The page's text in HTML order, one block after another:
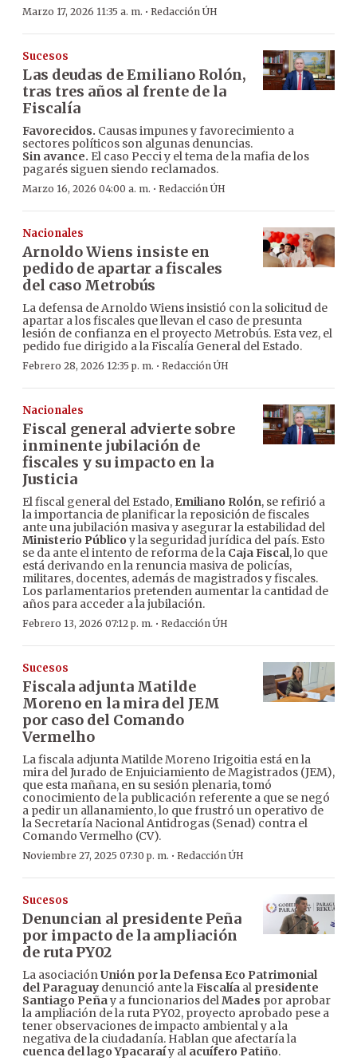
Marzo 17, 2026 11:35 a. m. · Redacción ÚH
Sucesos
Las deudas de Emiliano Rolón,
tras tres años al frente de la
Fiscalía
Favorecidos. Causas impunes y favorecimiento a
sectores políticos son algunas denuncias.
Sin avance. El caso Pecci y el tema de la mafia de los
pagarés siguen siendo reclamados.
Marzo 16, 2026 04:00 a. m. · Redacción ÚH
Nacionales
Arnoldo Wiens insiste en
pedido de apartar a fiscales
del caso Metrobús
La defensa de Arnoldo Wiens insistió con la solicitud de
apartar a los fiscales que llevan el caso de presunta
lesión de confianza en el proyecto Metrobús. Esta vez, el
pedido fue dirigido a la Fiscalía General del Estado.
Febrero 28, 2026 12:35 p. m. · Redacción ÚH
Nacionales
Fiscal general advierte sobre
inminente jubilación de
fiscales y su impacto en la
Justicia
El fiscal general del Estado, Emiliano Rolón, se refirió a
la importancia de planificar la reposición de fiscales
ante una jubilación masiva y asegurar la estabilidad del
Ministerio Público y la seguridad jurídica del país. Esto
se da ante el intento de reforma de la Caja Fiscal, lo que
está derivando en la renuncia masiva de policías,
militares, docentes, además de magistrados y fiscales.
Los parlamentarios pretenden aumentar la cantidad de
años para acceder a la jubilación.
Febrero 13, 2026 07:12 p. m. · Redacción ÚH
Sucesos
Fiscala adjunta Matilde
Moreno en la mira del JEM
por caso del Comando
Vermelho
La fiscala adjunta Matilde Moreno Irigoitia está en la
mira del Jurado de Enjuiciamiento de Magistrados (JEM),
que esta mañana, en su sesión plenaria, tomó
conocimiento de la publicación referente a que se negó
a pedir un allanamiento, lo que frustró un operativo de
la Secretaría Nacional Antidrogas (Senad) contra el
Comando Vermelho (CV).
Noviembre 27, 2025 07:30 p. m. · Redacción ÚH
Sucesos
Denuncian al presidente Peña
por impacto de la ampliación
de ruta PY02
La asociaciónUnión por la Defensa Eco Patrimonial
del Paraguay denunció ante laFiscalía al presidente
Santiago Peñay a funcionarios delMades por aprobar
la ampliación de la ruta PY02, proyecto aprobado pese a
tener observaciones de impacto ambiental y a la
negativa de la ciudadanía. Hablan que afectaría la
cuenca dellago Ypacaraíy al acuífero Patiño.